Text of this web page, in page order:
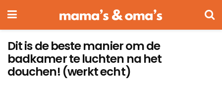
Dit is de beste manier om de
badkamer te luchten na het
douchen! (werkt echt)